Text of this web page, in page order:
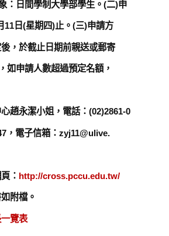
：日間學制大學部學生。(二)申
11日(星期四)止。(三)申請方
，於截止日期前親送或郵寄
如申請人數超過預定名額，
趙永潔小姐，電話：(02)2861-0
，電子信箱：zyj11@ulive.
： http://cross.pccu.edu.tw/
附檔。
覽表